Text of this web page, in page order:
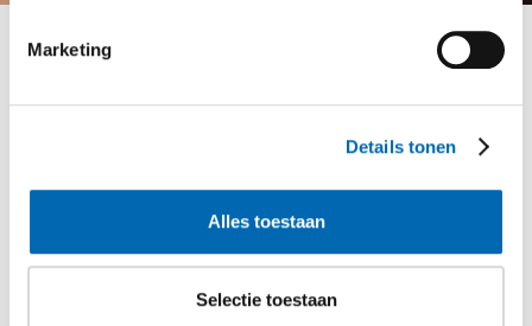
Marketing
Details tonen
Alles toestaan
Selectie toestaan
Terug naar nieuws
STAN breidt Digitaal Zwaailicht
uit: meer veiligheid voor
wegwerkers en